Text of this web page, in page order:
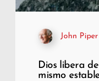
John Piper
Dios libera
mismo